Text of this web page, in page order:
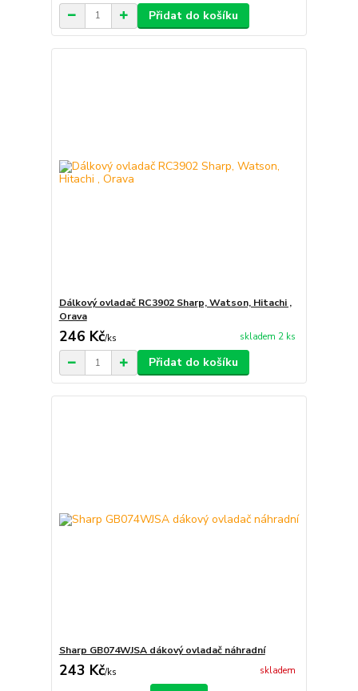
Přidat do košíku
Dálkový ovladač RC3902 Sharp, Watson, Hitachi ,
Orava
246 Kč/ks skladem 2 ks
Přidat do košíku
Sharp GB074WJSA dákový ovladač náhradní
243 Kč/ks skladem